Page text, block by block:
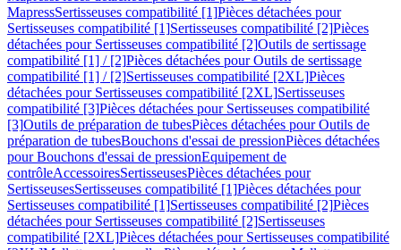
MapressSertisseuses compatibilité [1]Pièces détachées pour
Sertisseuses compatibilité [1]Sertisseuses compatibilité [2]Pièces
détachées pour Sertisseuses compatibilité [2]Outils de sertissage
compatibilité [1] / [2]Pièces détachées pour Outils de sertissage
compatibilité [1] / [2]Sertisseuses compatibilité [2XL]Pièces
détachées pour Sertisseuses compatibilité [2XL]Sertisseuses
compatibilité [3]Pièces détachées pour Sertisseuses compatibilité
[3]Outils de préparation de tubesPièces détachées pour Outils de
préparation de tubesBouchons d'essai de pressionPièces détachées
pour Bouchons d'essai de pressionEquipement de
contrôleAccessoiresSertisseusesPièces détachées pour
SertisseusesSertisseuses compatibilité [1]Pièces détachées pour
Sertisseuses compatibilité [1]Sertisseuses compatibilité [2]Pièces
détachées pour Sertisseuses compatibilité [2]Sertisseuses
compatibilité [2XL]Pièces détachées pour Sertisseuses compatibilité